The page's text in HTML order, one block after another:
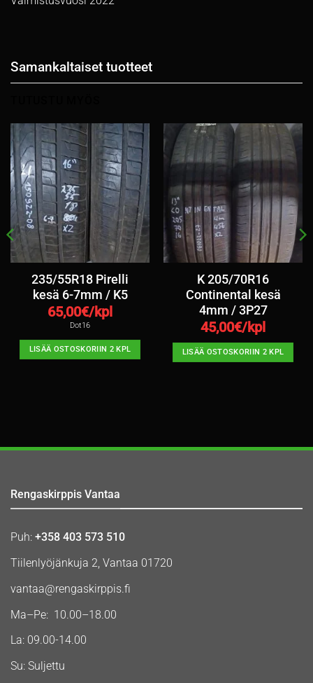
Samankaltaiset tuotteet
235/55R18 Pirelli
kesä 6-7mm / K5
65,00€/kpl
Dot16
LISÄÄ OSTOSKORIIN 2 KPL
K 205/70R16
Continental kesä
4mm / 3P27
45,00€/kpl
LISÄÄ OSTOSKORIIN 2 KPL
Rengaskirppis Vantaa
Puh: +358 403 573 510
Tiilenlyöjänkuja 2, Vantaa 01720
vantaa@rengaskirppis.fi
Ma–Pe: 10.00–18.00
La: 09.00-14.00
Su: Suljettu